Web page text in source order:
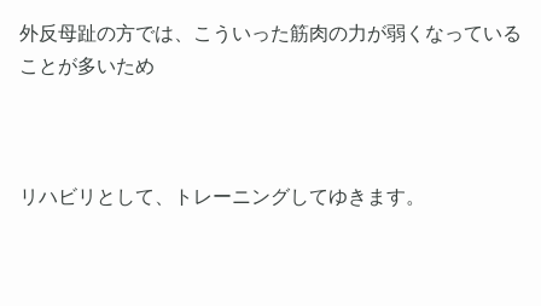
外反母趾の方では、こういった筋肉の力が弱くなっている
ことが多いため
リハビリとして、トレーニングしてゆきます。